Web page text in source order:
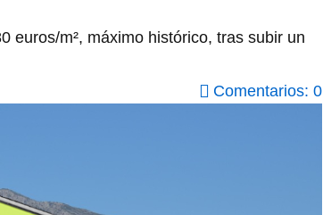
euros/m², máximo histórico, tras subir un
Comentarios: 0